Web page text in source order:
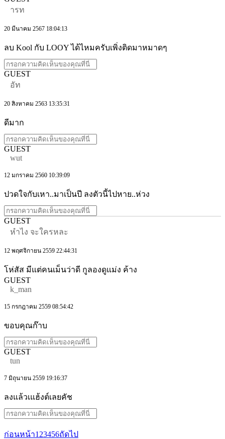
ารท
20 มีนาคม 2567 18:04:13
ลบ Kool กับ LOOY ได้ไหมครับเพิ่งติดมาหมาดๆ
GUEST
อัท
20 สิงหาคม 2563 13:35:31
ดีมาก
GUEST
wut
12 มกราคม 2560 10:39:09
ปวดใจกับเหา..มาเป็นปี ลงตัวนี้ไปหาย..ห่วง
GUEST
หำไง จะใครหละ
12 พฤศจิกายน 2559 22:44:31
โห่สัส มีแต่คนเม็นว่าดี กูลองดูแม่ง ค้าง
GUEST
k_man
15 กรกฎาคม 2559 08:54:42
ขอบคุณก๊าบ
GUEST
tun
7 มิถุนายน 2559 19:16:37
ลงแล้วเแฮ้งต์เลยคัช
ก่อนหน้า1 23456ถัดไป